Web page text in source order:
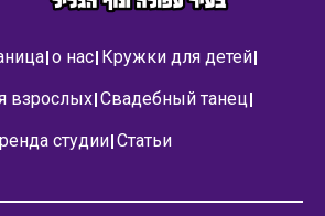
о нас Кружки для детей
взрослых Свадебный танец
студии Статьи